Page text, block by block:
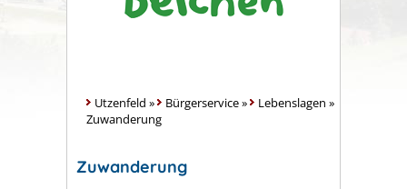
Utzenfeld » Bürgerservice» Lebenslagen »
Zuwanderung
Zuwanderung